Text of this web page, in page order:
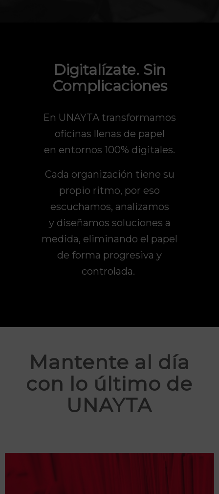
Digitalízate. Sin
Complicaciones
En UNAYTA transformamos
oficinas llenas de papel
en entornos 100% digitales.
Cada organización tiene su
propio ritmo, por eso
escuchamos, analizamos
ydiseñamos soluciones a
medida, eliminando el papel
de forma progresiva y
controlada.
Mantente al día
con lo último de
UNAYTA